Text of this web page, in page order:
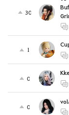
30
1
0
0